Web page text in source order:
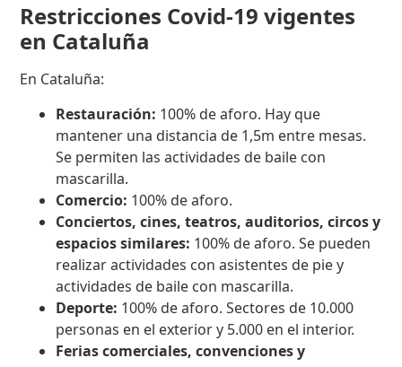
Restricciones Covid-19 vigentes
en Cataluña
En Cataluña:
Restauración: 100% de aforo. Hay que
mantener una distancia de 1,5m entre mesas.
Se permiten las actividades de baile con
mascarilla.
Comercio: 100% de aforo.
Conciertos, cines, teatros, auditorios, circos y
espacios similares: 100% de aforo. Se pueden
realizar actividades con asistentes de pie y
actividades de baile con mascarilla.
Deporte: 100% de aforo. Sectores de 10.000
personas en el exterior y 5.000 en el interior.
Ferias comerciales, convenciones y